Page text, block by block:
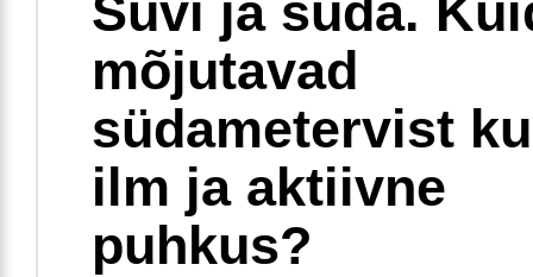
mõjutavad
südametervist
ilm ja aktiivne
puhkus?